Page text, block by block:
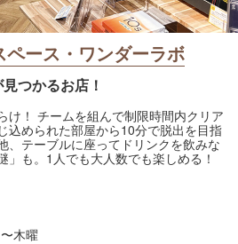
ース・ワンダーラボ
つかるお店！
け！ チームを組んで制限時間内クリア
込められた部屋から10分で脱出を目指
、テーブルに座ってドリンクを飲みな
」も。1人でも大人数でも楽しめる！
木曜